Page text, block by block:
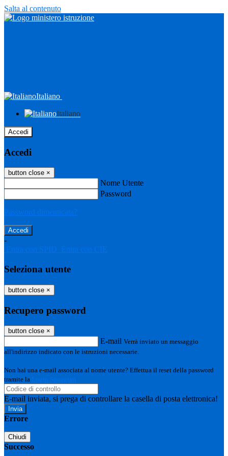
Salta al contenuto
Italiano
Italiano
Accedi
Accedi
button close ×
Nome Utente
Password
Password dimenticata?
-
Entra con SPID
Entra con CIE
Seleziona utente
button close ×
Recupero password
button close ×
E-mail Verrà inviato un messaggio
all'indirizzo indicato con le istruzioni necessarie.
Non hai una e-mail associata al nome utente? Effettua il reset della password
tramite la Login Spaggiari
E-mail inviata, si prega di controllare la casella di posta elettronica!
Errore
Chiudi
Successo